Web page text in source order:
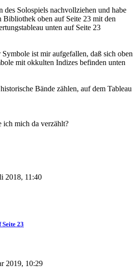
des Solospiels nachvollziehen und habe
oben auf Seite 23 mit den
unten auf Seite 23
ist mir aufgefallen, daß sich oben
mit okkulten Indizes befinden unten
Bände zählen, auf dem Tableau
ich mich da verzählt?
2018, 11:40
23
2019, 10:29